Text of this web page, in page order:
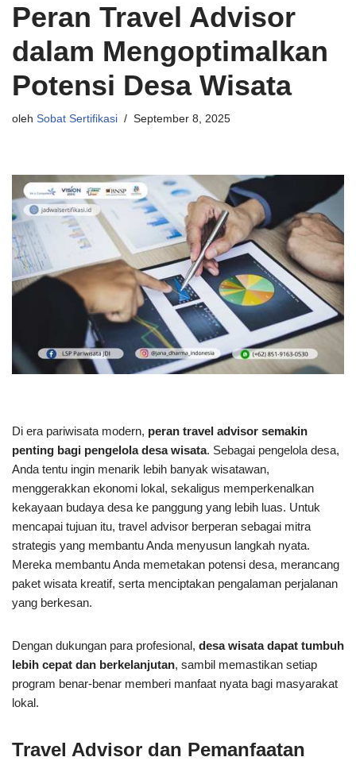
Peran Travel Advisor
dalam Mengoptimalkan
Potensi Desa Wisata
oleh Sobat Sertifikasi September 8, 2025
Di era pariwisata modern, peran travel advisor semakin
penting bagi pengelola desa wisata. Sebagai pengelola desa,
Anda tentu ingin menarik lebih banyak wisatawan,
menggerakkan ekonomi lokal, sekaligus memperkenalkan
kekayaan budaya desa ke panggung yang lebih luas. Untuk
mencapai tujuan itu, travel advisor berperan sebagai mitra
strategis yang membantu Anda menyusun langkah nyata.
Mereka membantu Anda memetakan potensi desa, merancang
paket wisata kreatif, serta menciptakan pengalaman perjalanan
yang berkesan.
Dengan dukungan para profesional, desa wisata dapat tumbuh
lebih cepat dan berkelanjutan, sambil memastikan setiap
program benar-benar memberi manfaat nyata bagi masyarakat
lokal.
Travel Advisor dan Pemanfaatan